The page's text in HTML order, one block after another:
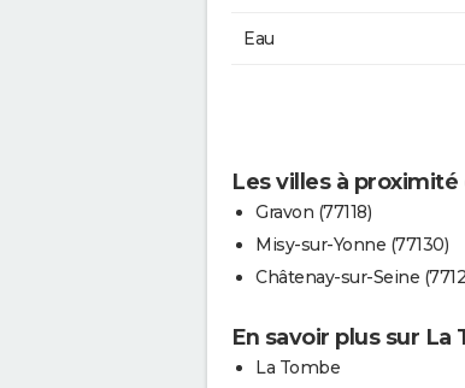
Eau
Les villes à
Gravon (77118)
Misy-sur-Yonne (77130)
Châtenay-sur-Seine
En savoir plus sur La
La Tombe